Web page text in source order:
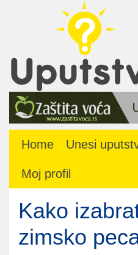
Home Unesi
Moj profil
Kako
zimsko